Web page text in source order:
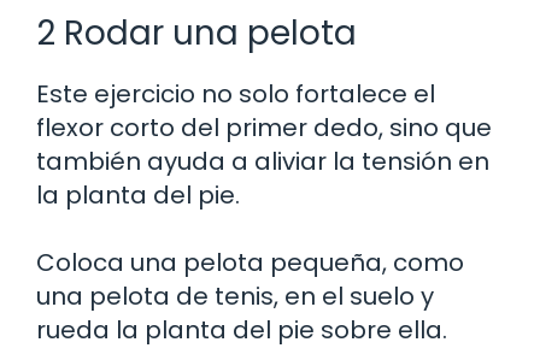
2 Rodar una pelota
Este ejercicio no solo fortalece el
flexor corto del primer dedo, sino que
también ayuda a aliviar la tensión en
la planta del pie.
Coloca una pelota pequeña, como
una pelota de tenis, en el suelo y
rueda la planta del pie sobre ella.